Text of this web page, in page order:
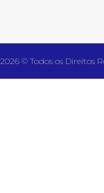
2026 © Todos os Direitos